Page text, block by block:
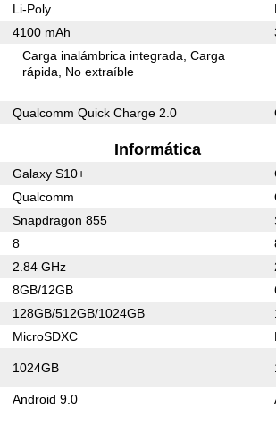
Li-Poly
4100 mAh
Carga inalámbrica integrada Carga
rápida
No extraíble
Qualcomm Quick Charge 2.0
Informática
Galaxy S10+
Qualcomm
Snapdragon 855
8
2.84 GHz
8GB/12GB
128GB/512GB/1024GB
MicroSDXC
1024GB
Android 9.0